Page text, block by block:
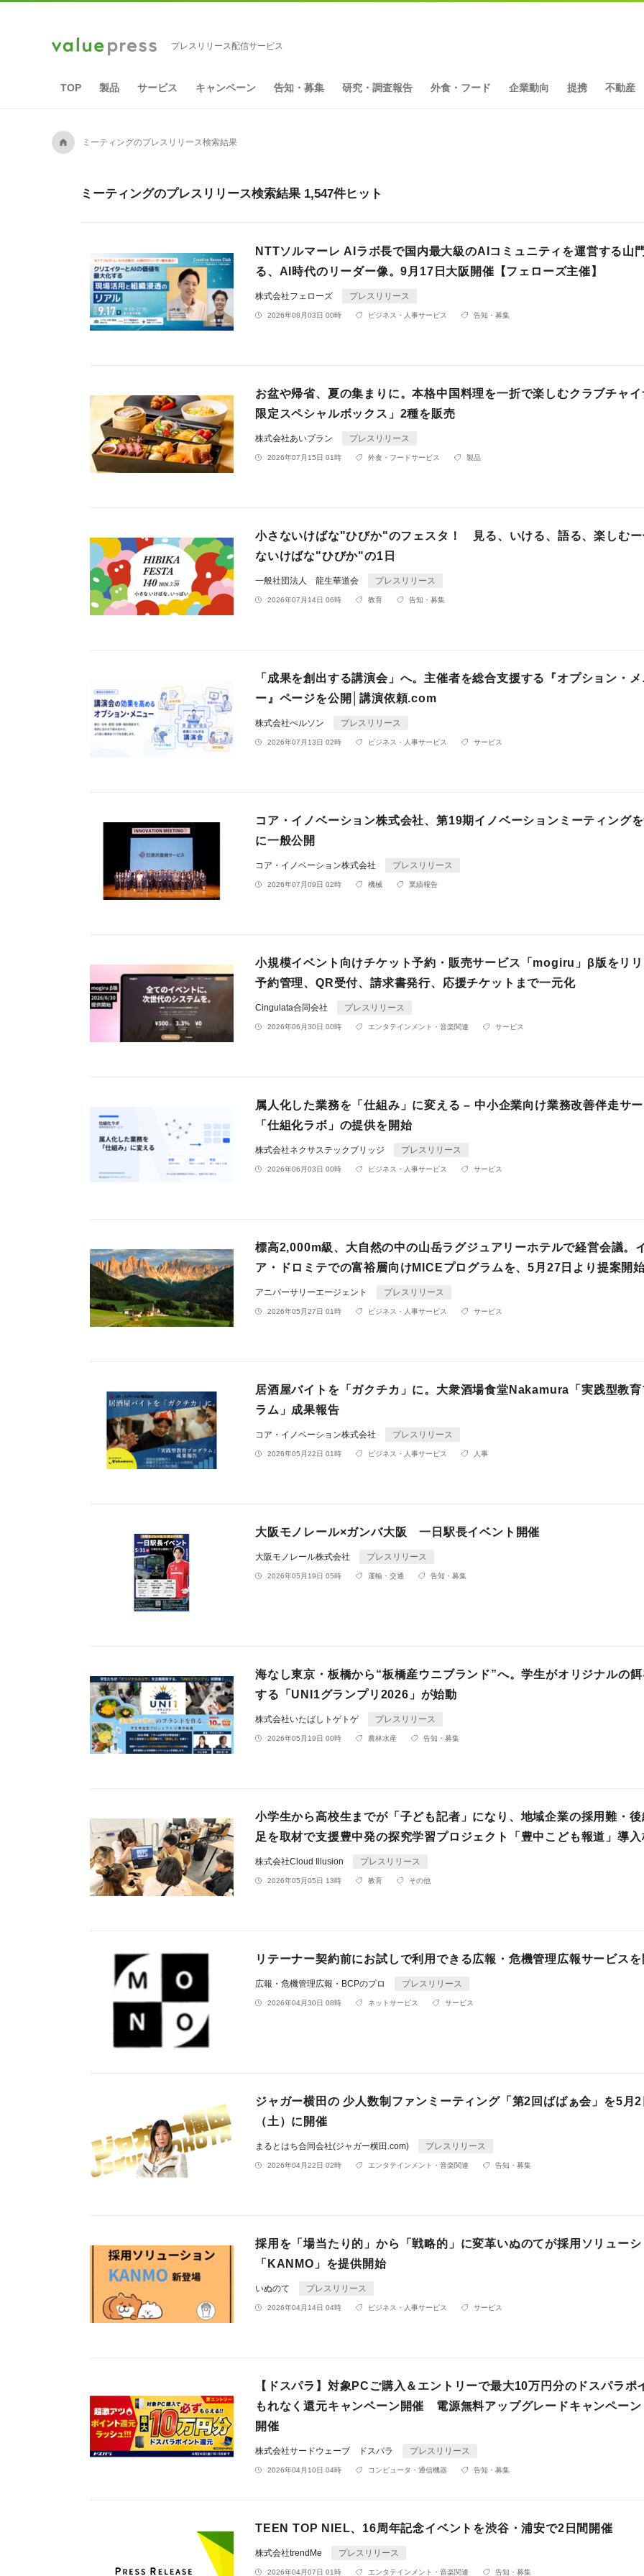
プレスリリース配信サービス
TOP 製品 サービス キャンペーン 告知・募集 研究・調査報告 外食・フード 企業動向 提携 不動産
A ミーティングのプレスリリース検索結果
ミーティングのプレスリリース検索結果 1,547件ヒット
NTTソルマーレ AIラボ長で国内最大級のAIコミュニティを運営する山
る、AI時代のリーダー像。9月17日大阪開催【フェローズ主催】
株式会社フェローズ プレスリリース
2026年08月03日 00時 ビジネス・人事サービス 告知・募集
お盆や帰省、夏の集まりに。本格中国料理を一折で楽しむクラブチャ
限定スペシャルボックス」2種を販売
株式会社あいプラン プレスリリース
2026年07月15日 01時 外食・フードサービス 製品
小さないけばな"ひびか"のフェスタ！ 見る、いける、語る、楽しむー
ないけばな"ひびか"の1日
一般社団法人 龍生華道会 プレスリリース
2026年07月14日 06時 教育 告知・募集
「成果を創出する講演会」へ。主催者を総合支援する『オプション・
ー』ページを公開│講演依頼.com
株式会社ぺルソン プレスリリース
2026年07月13日 02時 ビジネス・人事サービス サービス
コア・イノベーション株式会社、第19期イノベーションミーティング
に一般公開
コア・イノベーション株式会社 プレスリリース
2026年07月09日 02時 機械 業績報告
小規模イベント向けチケット予約・販売サービス「mogiru」β版をリ
予約管理、QR受付、請求書発行、応援チケットまで一元化
Cingulata合同会社 プレスリリース
2026年06月30日 00時 エンタテインメント・音楽関連 サービス
属人化した業務を「仕組み」に変える – 中小企業向け業務改善伴走サ
「仕組化ラボ」の提供を開始
株式会社ネクサステックブリッジ プレスリリース
2026年06月03日 00時 ビジネス・人事サービス サービス
標高2,000m級、大自然の中の山岳ラグジュアリーホテルで経営会議。
ア・ドロミテでの富裕層向けMICEプログラムを、5月27日より提案開
アニバーサリーエージェント プレスリリース
2026年05月27日 01時 ビジネス・人事サービス サービス
居酒屋バイトを「ガクチカ」に。大衆酒場食堂Nakamura「実践型教
ラム」成果報告
コア・イノベーション株式会社 プレスリリース
2026年05月22日 01時 ビジネス・人事サービス 人事
大阪モノレール×ガンバ大阪 一日駅長イベント開催
大阪モノレール株式会社 プレスリリース
2026年05月19日 05時 運輸・交通 告知・募集
海なし東京・板橋から“板橋産ウニブランド”へ。学生がオリジナルの
する「UNI1グランプリ2026」が始動
株式会社いたばしトゲトゲ プレスリリース
2026年05月19日 00時 農林水産 告知・募集
小学生から高校生までが「子ども記者」になり、地域企業の採用難・
足を取材で支援豊中発の探究学習プロジェクト「豊中こども報道」導
株式会社Cloud Illusion プレスリリース
2026年05月05日 13時 教育 その他
リテーナー契約前にお試しで利用できる広報・危機管理広報サービス
広報・危機管理広報・BCPのプロ プレスリリース
2026年04月30日 08時 ネットサービス サービス
ジャガー横田の 少人数制ファンミーティング「第2回ばばぁ会」を5月
（土）に開催
まるとはち合同会社(ジャガー横田.com) プレスリリース
2026年04月22日 02時 エンタテインメント・音楽関連 告知・募集
採用を「場当たり的」から「戦略的」に変革いぬのてが採用ソリューシ
「KANMO」を提供開始
いぬのて プレスリリース
2026年04月14日 04時 ビジネス・人事サービス サービス
【ドスパラ】対象PCご購入＆エントリーで最大10万円分のドスパラポ
もれなく還元キャンペーン開催 電源無料アップグレードキャンペーン
開催
株式会社サードウェーブ ドスパラ プレスリリース
2026年04月10日 04時 コンピュータ・通信機器 告知・募集
TEEN TOP NIEL、16周年記念イベントを渋谷・浦安で2日間開催
株式会社trendMe プレスリリース
2026年04月07日 01時 エンタテインメント・音楽関連 告知・募集